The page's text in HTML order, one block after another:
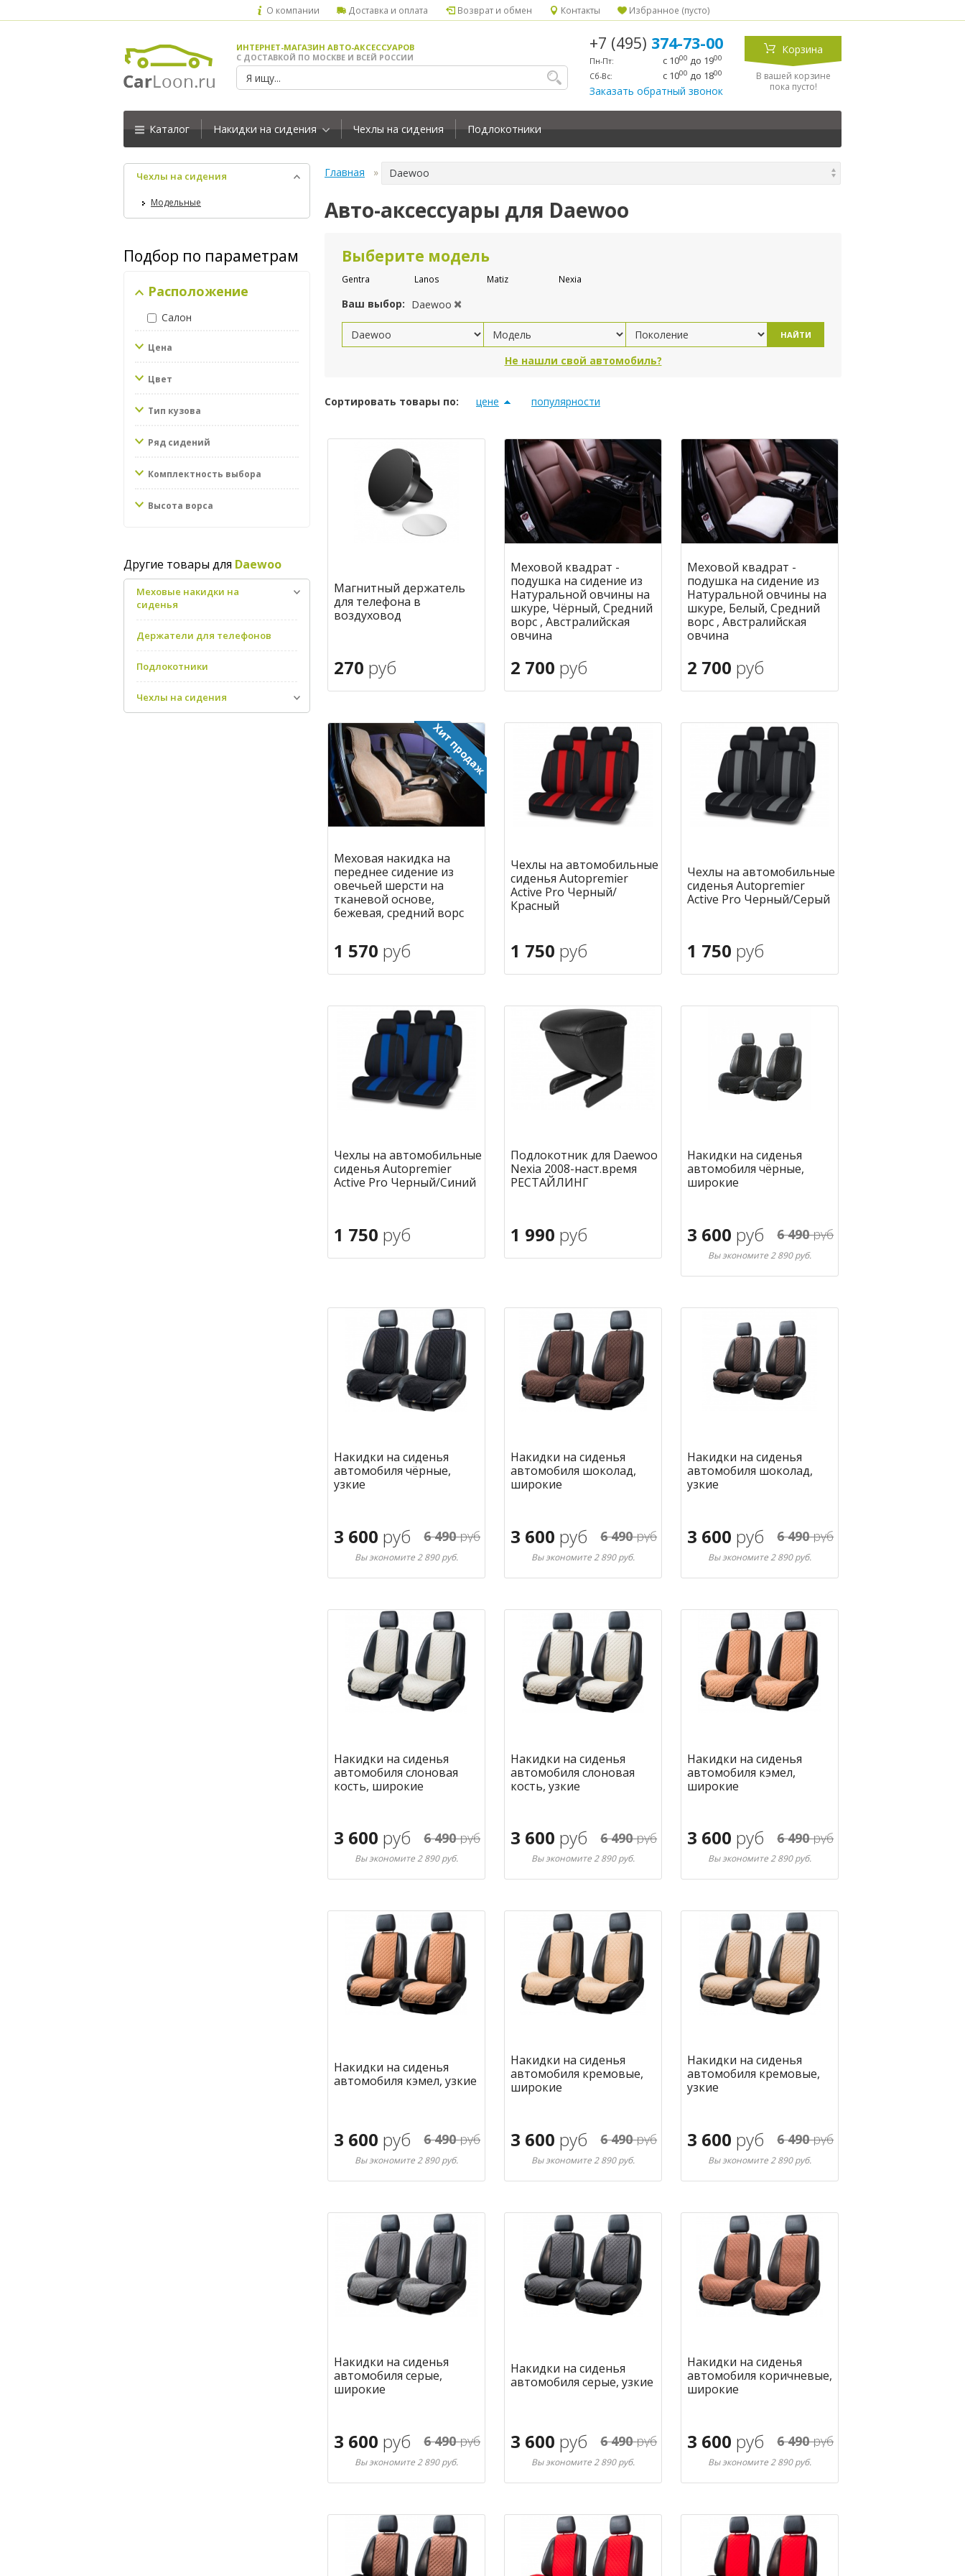
О компании Доставка и оплата Возврат и обмен Контакты Избранное (пусто)
ИНТЕРНЕТ-МАГАЗИН АВТО-АКСЕССУАРОВ
С ДОСТАВКОЙ ПО МОСКВЕ И ВСЕЙ РОССИИ
+7 (495) 374-73-00
Пн-Пт: с 1000 до 1900
Сб-Вс: с 1000 до 1800
Заказать обратный звонок
Корзина
В вашей корзине
пока пусто!
Каталог Накидки на сидения Чехлы на сидения Подлокотники
Чехлы на сидения
Модельные
Подбор по параметрам
Расположение
Салон
Цена
Цвет
Тип кузова
Ряд сидений
Комплектность выбора
Высота ворса
Другие товары для Daewoo
Меховые накидки на
сиденья
Держатели для телефонов
Подлокотники
Чехлы на сидения
Главная Daewoo
Авто-аксессуары для Daewoo
Выберите модель
Gentra Lanos Matiz Nexia
Ваш выбор: Daewoo
НАЙТИ
Не нашли свой автомобиль?
Сортировать товары по: цене популярности
Магнитный держатель
для телефона в
воздуховод
270 руб
В корзину
Меховой квадрат -
подушка на сидение из
Натуральной овчины на
шкуре, Чёрный, Средний
ворс , Австралийская
овчина
2 700 руб
В корзину
Меховой квадрат -
подушка на сидение из
Натуральной овчины на
шкуре, Белый, Средний
ворс , Австралийская
овчина
2 700 руб
В корзину
Меховая накидка на
переднее сидение из
овечьей шерсти на
тканевой основе,
бежевая, средний ворс
1 570 руб
Чехлы на автомобильные
сиденья Autopremier
Active Pro Черный/
Красный
1 750 руб
Чехлы на автомобильные
сиденья Autopremier
Active Pro Черный/Серый
1 750 руб
Чехлы на автомобильные
сиденья Autopremier
Active Pro Черный/Синий
1 750 руб
Подлокотник для Daewoo
Nexia 2008-наст.время
РЕСТАЙЛИНГ
1 990 руб
Накидки на сиденья
автомобиля чёрные,
широкие
3 600 руб 6 490руб
Вы экономите 2 890 руб.
Накидки на сиденья
автомобиля чёрные,
узкие
3 600 руб 6 490руб
Вы экономите 2 890 руб.
В корзину
Накидки на сиденья
автомобиля шоколад,
широкие
3 600 руб 6 490руб
Вы экономите 2 890 руб.
В корзину
Накидки на сиденья
автомобиля шоколад,
узкие
3 600 руб 6 490руб
Вы экономите 2 890 руб.
В корзину
Накидки на сиденья
автомобиля слоновая
кость, широкие
3 600 руб 6 490руб
Вы экономите 2 890 руб.
Накидки на сиденья
автомобиля слоновая
кость, узкие
3 600 руб 6 490руб
Вы экономите 2 890 руб.
Накидки на сиденья
автомобиля кэмел,
широкие
3 600 руб 6 490руб
Вы экономите 2 890 руб.
Накидки на сиденья
автомобиля кэмел, узкие
3 600 руб 6 490руб
Вы экономите 2 890 руб.
Накидки на сиденья
автомобиля кремовые,
широкие
3 600 руб 6 490руб
Вы экономите 2 890 руб.
Накидки на сиденья
автомобиля кремовые,
узкие
3 600 руб 6 490руб
Вы экономите 2 890 руб.
Накидки на сиденья
автомобиля серые,
широкие
3 600 руб 6 490руб
Вы экономите 2 890 руб.
В корзину
Накидки на сиденья
автомобиля серые, узкие
3 600 руб 6 490руб
Вы экономите 2 890 руб.
В корзину
Накидки на сиденья
автомобиля коричневые,
широкие
3 600 руб 6 490руб
Вы экономите 2 890 руб.
В корзину